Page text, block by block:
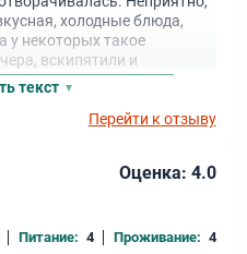
холодные блюда,
у некоторых такое
вскипятили и
день. Желания
к сожалению.
текст
Перейти к отзыву
Оценка: 4.0
Питание: 4 Проживание: 4